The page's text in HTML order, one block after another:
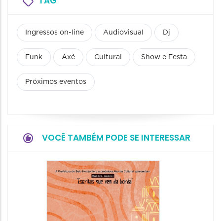
Ingressos on-line Audiovisual Dj
Funk Axé Cultural Show e Festa
Próximos eventos
VOCÊ TAMBÉM PODE SE INTERESSAR